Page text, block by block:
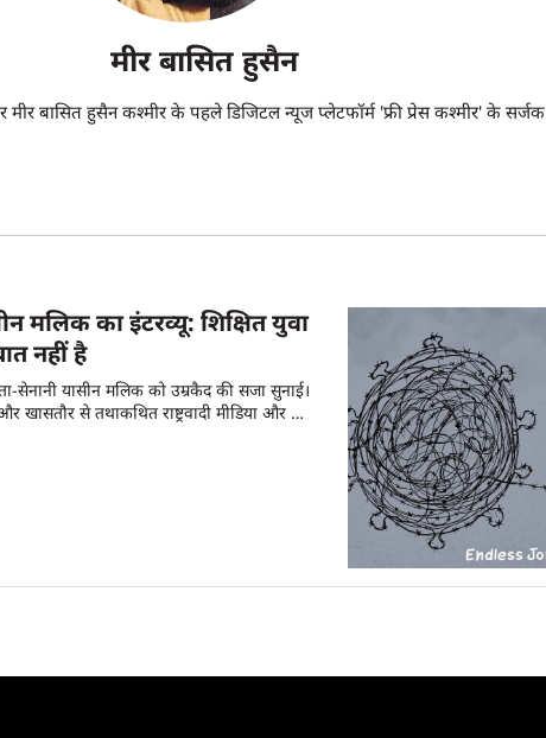
मीर बासित हुसैन
मीर बासित हुसैन कश्मीर के पहले डिजिटल न्यूज प्लेटफॉर्म 'फ्री प्रेस कश्मीर' के
मलिक का इंटरव्यू: शिक्षित युवा
नहीं है
सेनानी यासीन मलिक को उम्रकैद की सजा सुनाई।
से तथाकथित राष्ट्रवादी मीडिया और उन
को मिली सजा के बहाने ही सही यह उम्मीद
किया होता तो भारत आज कहां होता? ऐसे ही कुछ